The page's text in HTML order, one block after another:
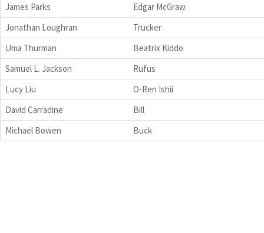
James Parks
Edgar McGraw
Jonathan Loughran
Trucker
Uma Thurman
Beatrix Kiddo
Samuel L. Jackson
Rufus
Lucy Liu
O-Ren Ishii
David Carradine
Bill
Michael Bowen
Buck